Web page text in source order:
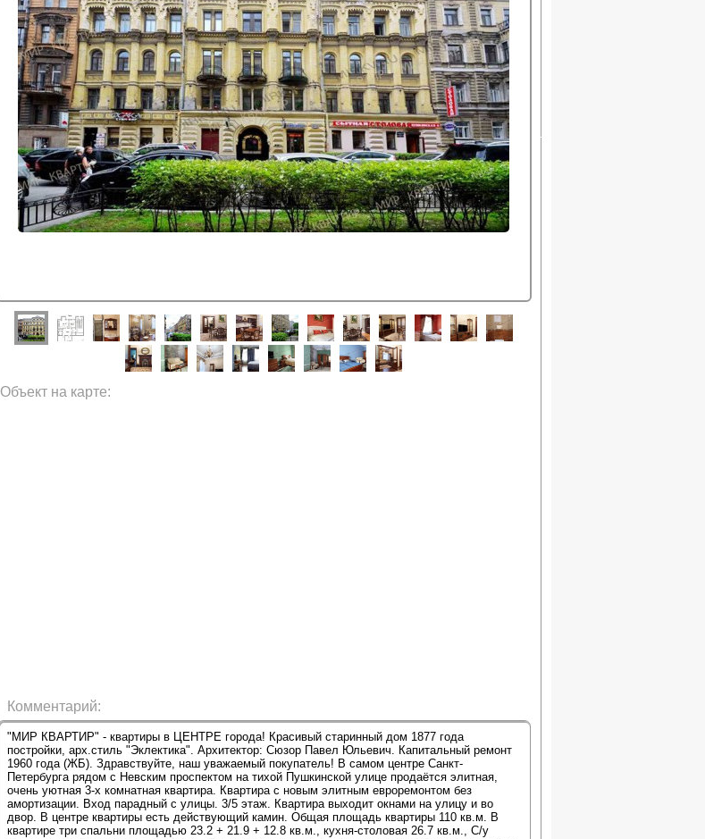
Объект на карте:
"МИР КВАРТИР" - квартиры в ЦЕНТРЕ города! Красивый старинный дом 1877 года
постройки, арх.стиль "Эклектика". Архитектор: Сюзор Павел Юльевич. Капитальный ремонт
1960 года (ЖБ). Здравствуйте, наш уважаемый покупатель! В самом центре Санкт-
Петербурга рядом с Невским проспектом на тихой Пушкинской улице продаётся элитная,
очень уютная 3-х комнатная квартира. Квартира с новым элитным евроремонтом без
амортизации. Вход парадный с улицы. 3/5 этаж. Квартира выходит окнами на улицу и во
двор. В центре квартиры есть действующий камин. Общая площадь квартиры 110 кв.м. В
квартире три спальни площадью 23.2 + 21.9 + 12.8 кв.м., кухня-столовая 26.7 кв.м., С/у
Комментарий: